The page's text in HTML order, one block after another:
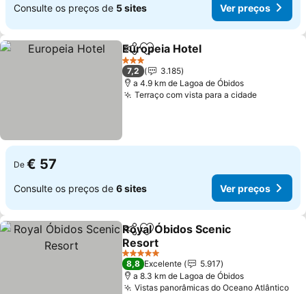
Consulte os preços de 5 sites Ver preços
PartilharAdicionar aos favoritos
Europeia Hotel
3 Estrelas
7,2
3.185
a 4.9 km de Lagoa de Óbidos
Terraço com vista para a cidade
De € 57
Consulte os preços de 6 sites Ver preços
PartilharAdicionar aos favoritos
Royal Óbidos Scenic
Resort
5 Estrelas
8,8 Excelente
5.917
a 8.3 km de Lagoa de Óbidos
Vistas panorâmicas do Oceano Atlântico